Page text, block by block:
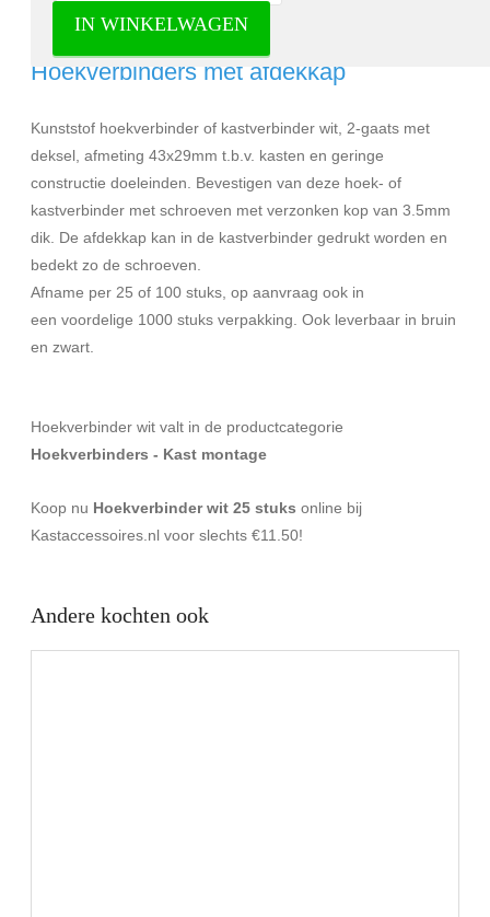
IN WINKELWAGEN
Hoekverbinder wit 25 stuks -
Hoekverbinders met afdekkap
Kunststof hoekverbinder of kastverbinder wit, 2-gaats met
deksel, afmeting 43x29mm t.b.v. kasten en geringe
constructie doeleinden. Bevestigen van deze hoek- of
kastverbinder met schroeven met verzonken kop van 3.5mm
dik. De afdekkap kan in de kastverbinder gedrukt worden en
bedekt zo de schroeven.
Afname per 25 of 100 stuks, op aanvraag ook in
een voordelige 1000 stuks verpakking. Ook leverbaar in bruin
en zwart.
Hoekverbinder wit valt in de productcategorie
Hoekverbinders - Kast montage
Koop nu Hoekverbinder wit 25 stuks online bij
Kastaccessoires.nl voor slechts €11.50!
Andere kochten ook